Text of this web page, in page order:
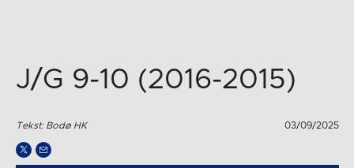
J/G 9-10 (2016-2015)
Tekst: Bodø HK 03/09/2025